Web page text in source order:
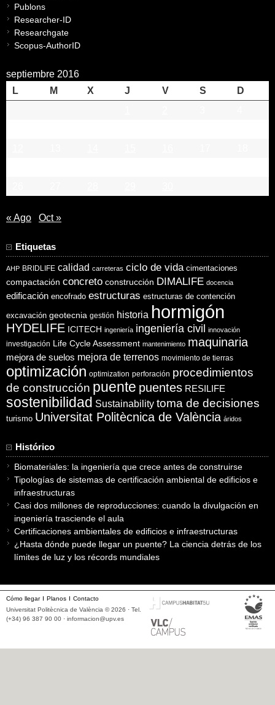
Publons
Researcher-ID
Researchgate
Scopus-AuthorID
septiembre 2016
L
M X J V S
D
« Ago Oct »
Etiquetas
AHP BRIDLIFE calidad carreteras ciclo de vida cimentaciones
compactación concreto construcción DIMALIFE docencia
edificación encofrado estructuras estructuras de contención
excavación geotecnia gestión historia hormigón
HYDELIFE ICITECH ingeniería ingeniería civil innovación
investigación Life Cycle Assessment mantenimiento maquinaria
mejora de suelos mejora de terrenos movimiento de tierras
optimización optimization perforación procedimientos
de construcción puente puentes RESILIFE
sostenibilidad Sustainability toma de decisiones
turismo Universitat Politècnica de València áridos
Histórico
Biomateriales: la ingeniería que crece antes de construirse
Tipologías de sistemas de certificación ambiental de edificios e
infraestructuras
Casi dos millones de reproducciones: cuando la divulgación en
ingeniería trasciende el aula
Certificaciones ambientales de edificios e infraestructuras
¿Hasta dónde puede llegar un puente? La ciencia detrás de los
límites de luz y los récords mundiales
Cómo llegar Planos
Contacto
Universitat Politècnica de València © 2026 · Tel.
(+34) 96 387 90 00 · informacion@upv.es